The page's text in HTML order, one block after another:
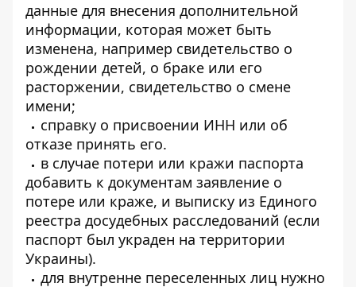
данные для внесения дополнительной
информации, которая может быть
изменена, например свидетельство о
рождении детей, о браке или его
расторжении, свидетельство о смене
имени;
справку о присвоении ИНН или об
отказе принять его.
в случае потери или кражи паспорта
добавить к документам заявление о
потере или краже, и выписку из Единого
реестра досудебных расследований (если
паспорт был украден на территории
Украины).
для внутренне переселенных лиц нужно